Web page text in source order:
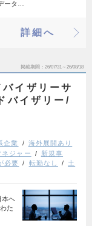
ータ…
詳細へ
掲載期間 26/07/31～26/08/18
イザリーサ
バイザリー/
企業
海外展開あり
ジャー
新規事
必要 転勤なし
土
本へ
た